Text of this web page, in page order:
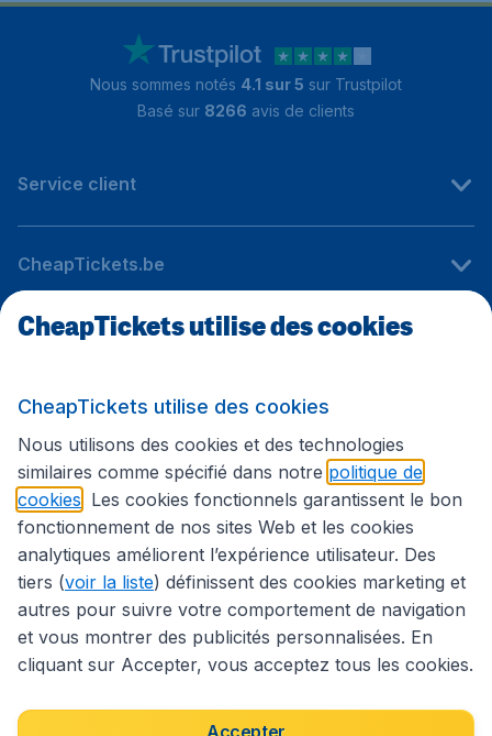
Nous sommes notés 4.1 sur 5 sur Trustpilot
Basé sur 8266 avis de clients
Service client
CheapTickets.be
Sites internationaux
Suivez CheapTickets.be
Déclaration d’accessibilité
Conditions générales
Déclaration de confidentialité
CheapTickets utilise des cookies
CheapTickets utilise des cookies
Nous utilisons des cookies et des technologies
similaires comme spécifié dans notre politique de
cookies . Les cookies fonctionnels garantissent le bon
fonctionnement de nos sites Web et les cookies
analytiques améliorent l’expérience utilisateur. Des
tiers (voir la liste) définissent des cookies marketing et
autres pour suivre votre comportement de navigation
et vous montrer des publicités personnalisées. En
cliquant sur Accepter, vous acceptez tous les cookies.
Accepter